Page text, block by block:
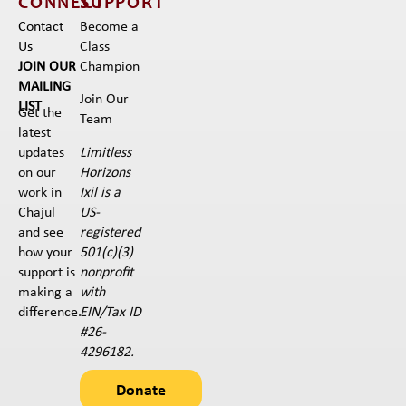
CONNECT
Contact
Us
JOIN OUR
MAILING
LIST
Get the
latest
updates
on our
work in
Chajul
and see
how your
support is
making a
difference.
SUPPORT
Become a
Class
Champion
Join Our
Team
Limitless
Horizons
Ixil is a
US-
registered
501(c)(3)
nonprofit
with
EIN/Tax ID
#26-
4296182.
Donate